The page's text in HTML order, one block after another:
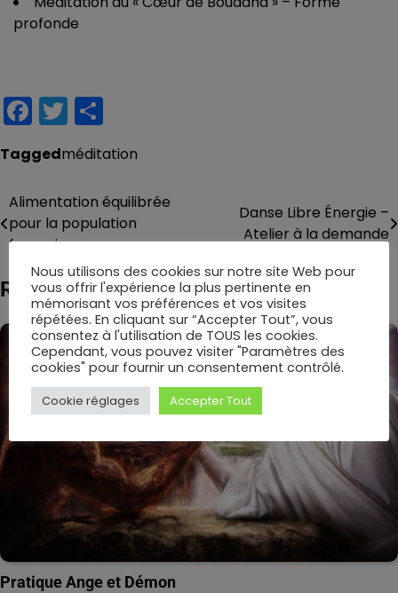
profonde
Facebook
Twitter
Taggedméditation
Navigation
de
l’article
Alimentation équilibrée
pour la population
française
Danse Libre Énergie –
Atelier à la demande
Related Posts
Pratique Ange et Démon
Nous utilisons des cookies sur notre site Web pour
vous offrir l'expérience la plus pertinente en
mémorisant vos préférences et vos visites
répétées. En cliquant sur “Accepter Tout”, vous
consentez à l'utilisation de TOUS les cookies.
Cependant, vous pouvez visiter "Paramètres des
cookies" pour fournir un consentement contrôlé.
Cookie réglages Accepter Tout